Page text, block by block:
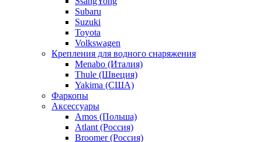
Subaru
Suzuki
Toyota
Volkswagen
Крепления для водного снаряжения
Menabo (Италия)
Thule (Швеция)
Yakima (США)
Фаркопы
Аксессуары
Amos (Польша)
Atlant (Россия)
Broomer (Россия)